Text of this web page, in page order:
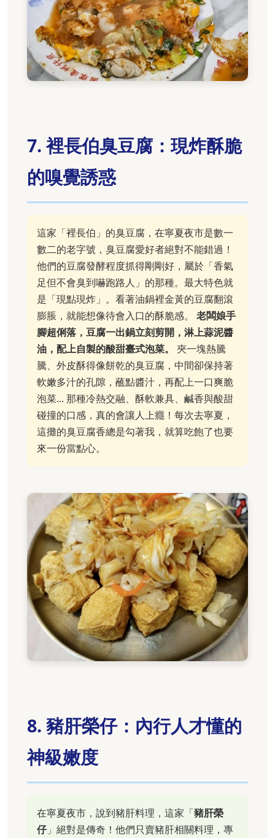
7. 裡長伯臭豆腐：現炸酥脆
的嗅覺誘惑
這家「裡長伯」的臭豆腐，在寧夏夜市是數一
數二的老字號，臭豆腐愛好者絕對不能錯過！
他們的豆腐發酵程度抓得剛剛好，屬於「香氣
足但不會臭到嚇跑路人」的那種。最大特色就
是「現點現炸」。看著油鍋裡金黃的豆腐翻滾
膨脹，就能想像待會入口的酥脆感。 老闆娘手
腳超俐落，豆腐一出鍋立刻剪開，淋上蒜泥醬
油，配上自製的酸甜臺式泡菜。
夾一塊熱騰
騰、外皮酥得像餅乾的臭豆腐，中間卻保持著
軟嫩多汁的孔隙，蘸點醬汁，再配上一口爽脆
泡菜... 那種冷熱交融、酥軟兼具、鹹香與酸甜
碰撞的口感，真的會讓人上癮！每次去寧夏，
這攤的臭豆腐香總是勾著我，就算吃飽了也要
來一份當點心。
8. 豬肝榮仔：內行人才懂的
神級嫩度
在寧夏夜市，說到豬肝料理，這家「豬肝榮
仔」絕對是傳奇！他們只賣豬肝相關料理，專